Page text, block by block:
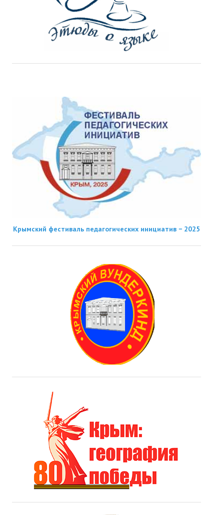
Крымский фестиваль педагогических инициатив − 2025